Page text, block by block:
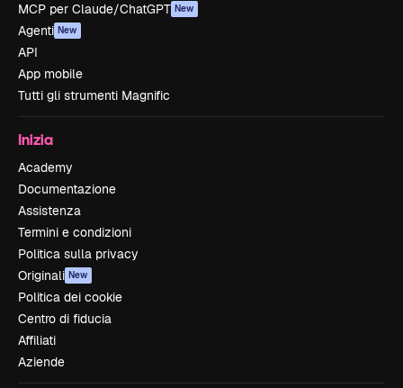
MCP per Claude/ChatGPT New
Agenti New
API
App mobile
Tutti gli strumenti Magnific
Inizia
Academy
Documentazione
Assistenza
Termini e condizioni
Politica sulla privacy
Originali New
Politica dei cookie
Centro di fiducia
Affiliati
Aziende